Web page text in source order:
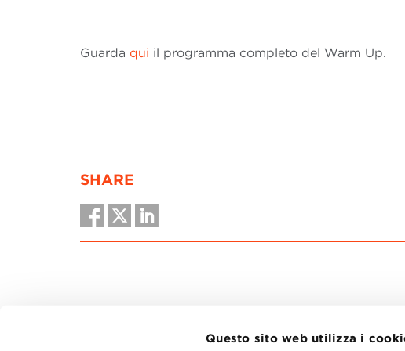
Questo sito web utilizza i
Guarda qui il programma completo del Warm Up.
SHARE